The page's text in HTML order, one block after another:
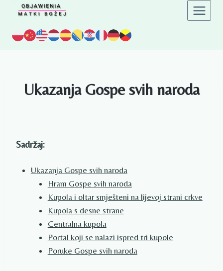
Preskoči
sadržaj
Ukazanja Gospe svih naroda
Sadržaj:
Ukazanja Gospe svih naroda
Hram Gospe svih naroda
Kupola i oltar smješteni na lijevoj strani crkve
Kupola s desne strane
Centralna kupola
Portal koji se nalazi ispred tri kupole
Poruke Gospe svih naroda